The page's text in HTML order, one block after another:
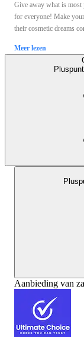
Give away what is
for everyone! Make
their cosmetic dreams
Meer lezen
Aanbieding van